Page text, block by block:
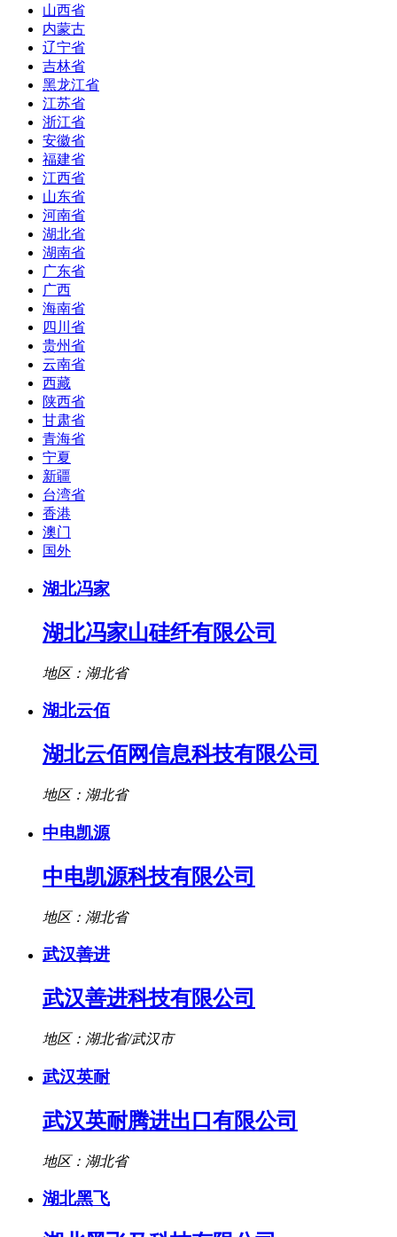
山西省
内蒙古
辽宁省
吉林省
黑龙江省
江苏省
浙江省
安徽省
福建省
江西省
山东省
河南省
湖北省
湖南省
广东省
广西
海南省
四川省
贵州省
云南省
西藏
陕西省
甘肃省
青海省
宁夏
新疆
台湾省
香港
澳门
国外
湖北冯家
湖北冯家山硅纤有限公司
地区：湖北省
湖北云佰
湖北云佰网信息科技有限公司
地区：湖北省
中电凯源
中电凯源科技有限公司
地区：湖北省
武汉善进
武汉善进科技有限公司
地区：湖北省/武汉市
武汉英耐
武汉英耐腾进出口有限公司
地区：湖北省
湖北黑飞